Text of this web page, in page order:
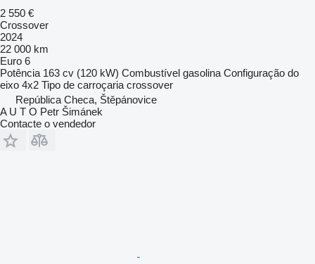
2 550 €
Crossover
2024
22 000 km
Euro 6
Potência 163 cv (120 kW) Combustível gasolina Configuração do
eixo 4x2 Tipo de carroçaria crossover
República Checa, Štěpánovice
A U T O Petr Šimánek
Contacte o vendedor